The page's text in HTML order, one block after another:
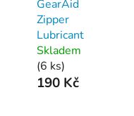
GearAid
Zipper
Lubricant
Skladem
(6 ks)
190 Kč